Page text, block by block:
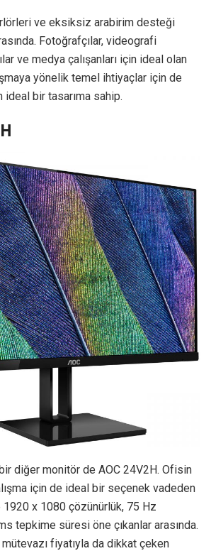
ve eksiksiz arabirim desteği
Fotoğrafçılar, videografi
ve medya çalışanları için ideal olan
yönelik temel ihtiyaçlar için de
bir tasarıma sahip.
diğer monitör de AOC 24V2H. Ofisin
için de ideal bir seçenek vadeden
x 1080 çözünürlük, 75 Hz
tepkime süresi öne çıkanlar arasında.
fiyatıyla da dikkat çeken